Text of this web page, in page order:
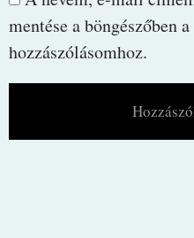
mentése a böngészőben
hozzászólásomhoz.